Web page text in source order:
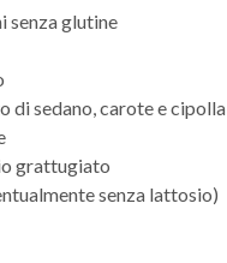
senza glutine
di sedano, carote e cipolla
grattugiato
senza lattosio)